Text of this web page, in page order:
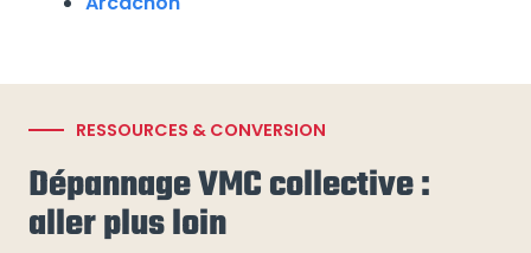
RESSOURCES & CONVERSION
Dépannage VMC collective :
aller plus loin